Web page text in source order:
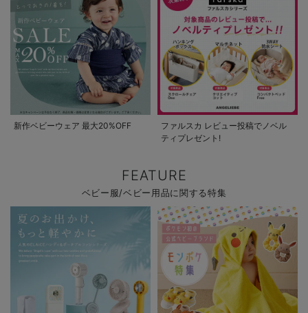
新作ベビーウェア 最大20%OFF
ファルスカ レビュー投稿でノベル
ティプレゼント!
FEATURE
ベビー服/ベビー用品に関する特集